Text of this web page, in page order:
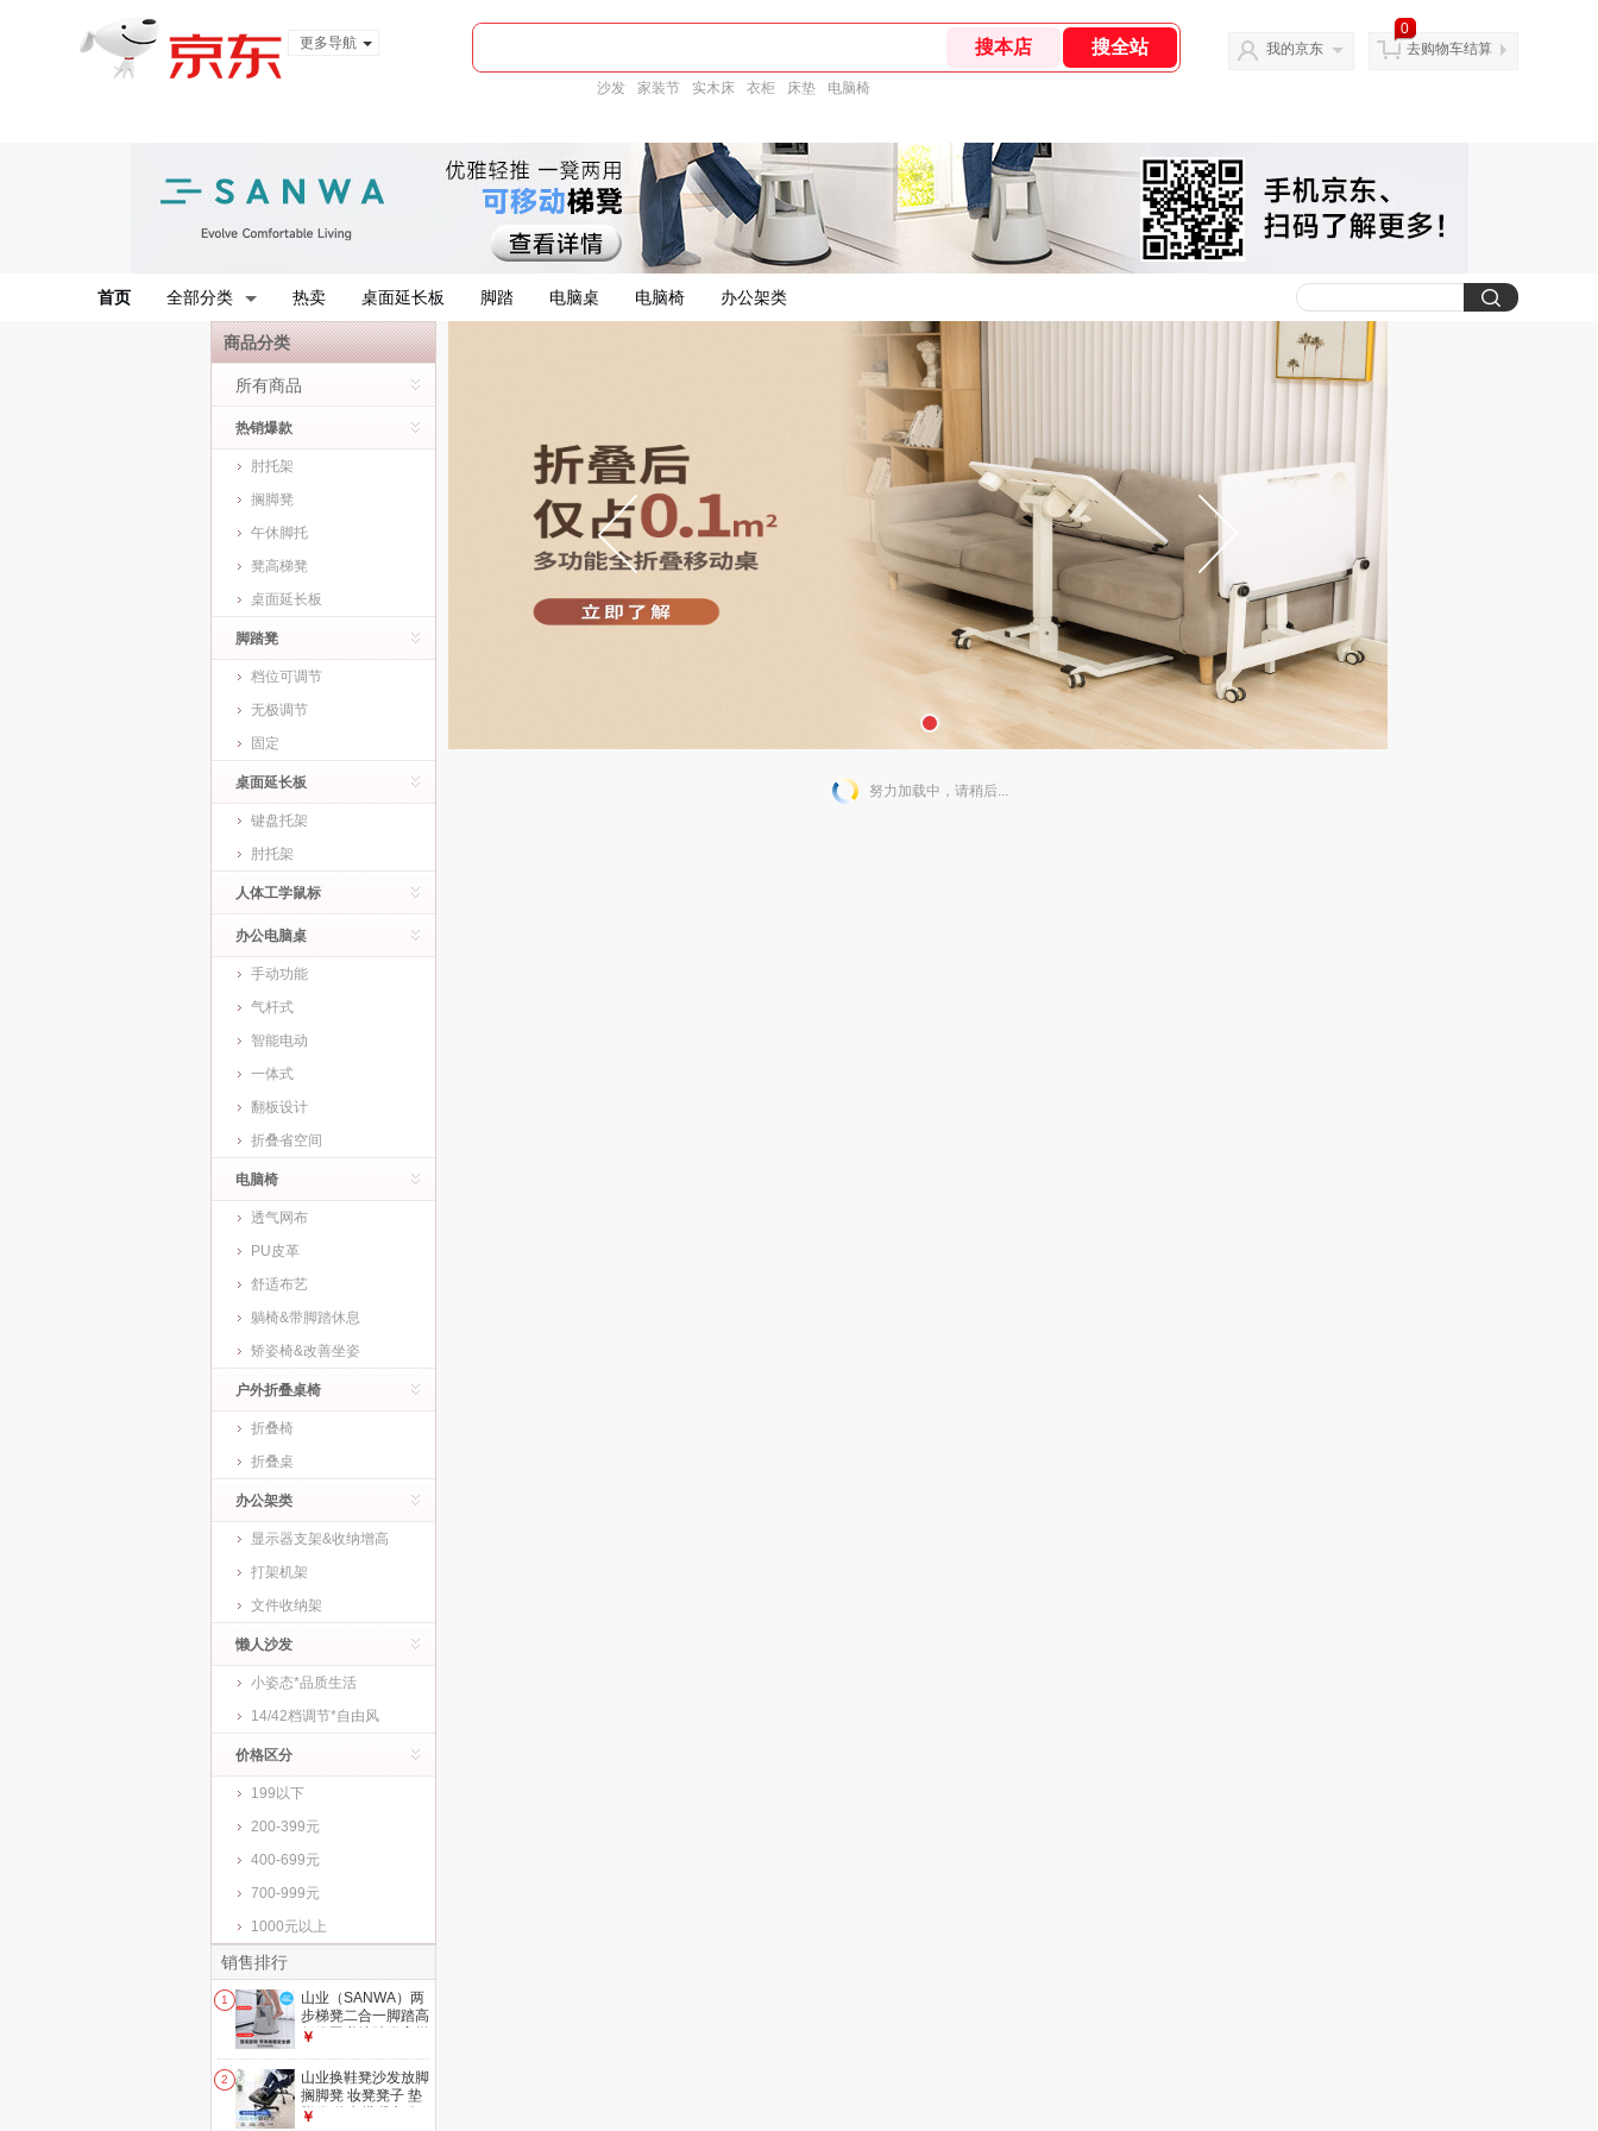
更多导航
沙发 家装节 实木床 衣柜 床垫 电脑椅
我的京东
0
去购物车结算
首页 全部分类 热卖 桌面延长板 脚踏 电脑桌 电脑椅 办公架类
商品分类
所有商品
热销爆款
肘托架
搁脚凳
午休脚托
凳高梯凳
桌面延长板
脚踏凳
档位可调节
无极调节
固定
桌面延长板
键盘托架
肘托架
人体工学鼠标
办公电脑桌
手动功能
气杆式
智能电动
一体式
翻板设计
折叠省空间
电脑椅
透气网布
PU皮革
舒适布艺
躺椅&带脚踏休息
矫姿椅&改善坐姿
户外折叠桌椅
折叠椅
折叠桌
办公架类
显示器支架&收纳增高
打架机架
文件收纳架
懒人沙发
小姿态*品质生活
14/42档调节*自由风
价格区分
199以下
200-399元
400-699元
700-999元
1000元以上
销售排行
1
山业（SANWA）两
步梯凳二合一脚踏高
低凳图书馆踏凳高梯
鞋凳 (火爆)【二步
梯】-高41.5cm|轻音
制动隐形轮-时空灰
￥
2
山业换鞋凳沙发放脚
搁脚凳 妆凳凳子 垫
脚凳 休息搭腿办公
￥
努力加载中，请稍后...